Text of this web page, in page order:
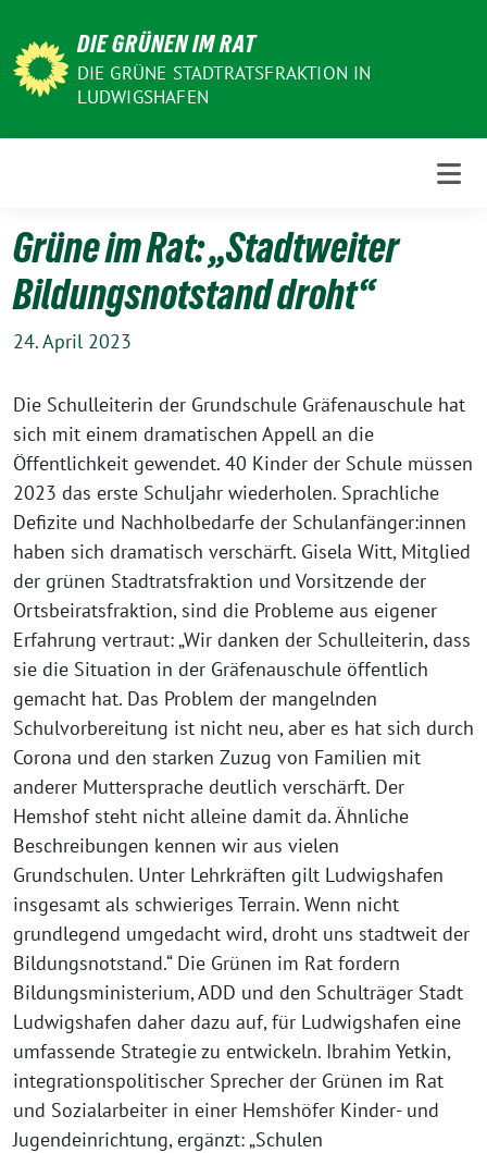
zum
Inhalt
DIE GRÜNEN IM RAT
DIE GRÜNE STADTRATSFRAKTION IN
LUDWIGSHAFEN
Grüne im Rat: „Stadtweiter
Bildungsnotstand droht“
24. April 2023
Die Schulleiterin der Grundschule Gräfenauschule hat
sich mit einem dramatischen Appell an die
Öffentlichkeit gewendet. 40 Kinder der Schule müssen
2023 das erste Schuljahr wiederholen. Sprachliche
Defizite und Nachholbedarfe der Schulanfänger:innen
haben sich dramatisch verschärft. Gisela Witt, Mitglied
der grünen Stadtratsfraktion und Vorsitzende der
Ortsbeiratsfraktion, sind die Probleme aus eigener
Erfahrung vertraut: „Wir danken der Schulleiterin, dass
sie die Situation in der Gräfenauschule öffentlich
gemacht hat. Das Problem der mangelnden
Schulvorbereitung ist nicht neu, aber es hat sich durch
Corona und den starken Zuzug von Familien mit
anderer Muttersprache deutlich verschärft. Der
Hemshof steht nicht alleine damit da. Ähnliche
Beschreibungen kennen wir aus vielen
Grundschulen. Unter Lehrkräften gilt Ludwigshafen
insgesamt als schwieriges Terrain. Wenn nicht
grundlegend umgedacht wird, droht uns stadtweit der
Bildungsnotstand.“ Die Grünen im Rat fordern
Bildungsministerium, ADD und den Schulträger Stadt
Ludwigshafen daher dazu auf, für Ludwigshafen eine
umfassende Strategie zu entwickeln. Ibrahim Yetkin,
integrationspolitischer Sprecher der Grünen im Rat
und Sozialarbeiter in einer Hemshöfer Kinder- und
Jugendeinrichtung, ergänzt: „Schulen